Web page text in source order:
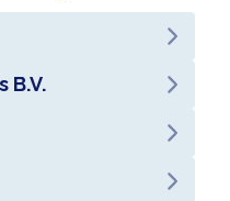
B.V.